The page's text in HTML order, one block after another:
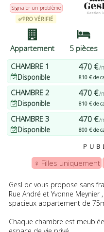
pouvez modifier vos
consentement à tout
cliquant sur le bouton
PLUS D'OPTIONS JE REFUSE
Signaler un problème
✅PRO VÉRIFIÉ
Appartement 5 pièces
CHAMBRE 1 470 €/
Disponible 810 € de
CHAMBRE 2 470 €/
Disponible 810 € de
CHAMBRE 3 470 €/
Disponible 800 € de
♀️ Filles uniquement
GesLoc vous propose sans
Rue André et Yvonne
spacieux appartement de
Chaque chambre est